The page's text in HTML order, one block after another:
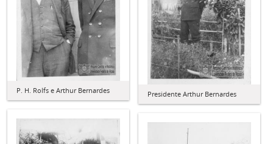
Presidente Arthur Bernardes
P. H. Rolfs e Arthur Bernardes